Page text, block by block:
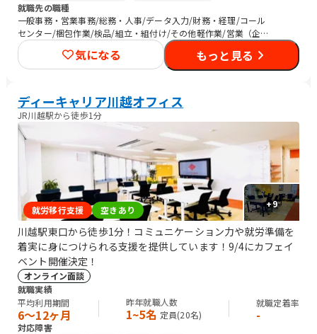
就職先の職種
一般事務・営業事務/総務・人事/データ入力/財務・経理/コール
センター/梱包作業/検品/組立・組付け/その他軽作業/営業（企業
向け）/販売スタッフ・接客/バックヤード・商品管理/介護職員・
ヘルパー/保育士/清掃/農作業
気になる もっと見る
ディーキャリア川越オフィス
JR川越駅から徒歩1分
+9
就労移行支援 空きあり
川越駅東口から徒歩1分！コミュニケーション力や就労準備を
着実に身につけられる支援を提供しています！9/4にカフェイ
ベント開催決定！
オンライン面談
就職実績
平均利用期間
6〜12ヶ月
昨年就職人数
1~5名 定員(20名)
就職定着率
-
対応障害